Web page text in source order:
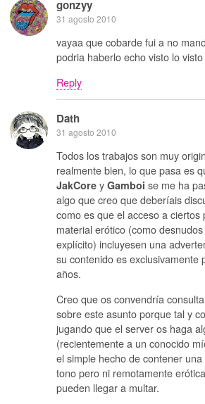
gonzyy
31 agosto 2010
vayaa que cobarde fui a no
podria haberlo echo visto lo
Reply
Dath
31 agosto 2010
Todos los trabajos son muy
realmente bien, lo que pasa es
JakCore y Gamboi se me ha
algo que creo que deberíais
como es que el acceso a ciertos
material erótico (como
explícito) incluyesen una
su contenido es exclusivamente
años.
Creo que os convendría
sobre este asunto porque tal y
jugando que el server os haga
(recientemente a un conocido
el simple hecho de contener
tono pero ni remotamente
pueden llegar a multar.